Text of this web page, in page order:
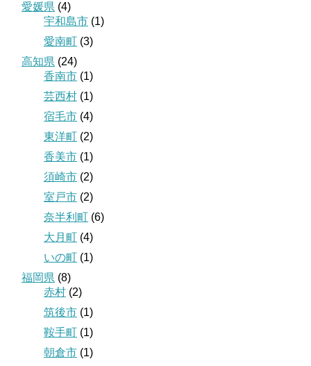
愛媛県 (4)
宇和島市 (1)
愛南町 (3)
高知県 (24)
香南市 (1)
芸西村 (1)
宿毛市 (4)
東洋町 (2)
香美市 (1)
須崎市 (2)
室戸市 (2)
奈半利町 (6)
大月町 (4)
いの町 (1)
福岡県 (8)
赤村 (2)
筑後市 (1)
鞍手町 (1)
朝倉市 (1)